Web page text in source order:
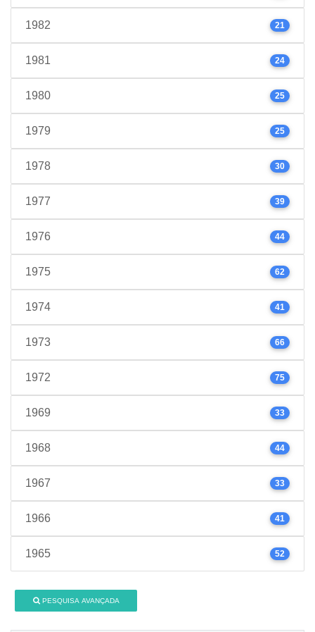
1982 21
1981 24
1980 25
1979 25
1978 30
1977 39
1976 44
1975 62
1974 41
1973 66
1972 75
1969 33
1968 44
1967 33
1966 41
1965 52
PESQUISA AVANÇADA